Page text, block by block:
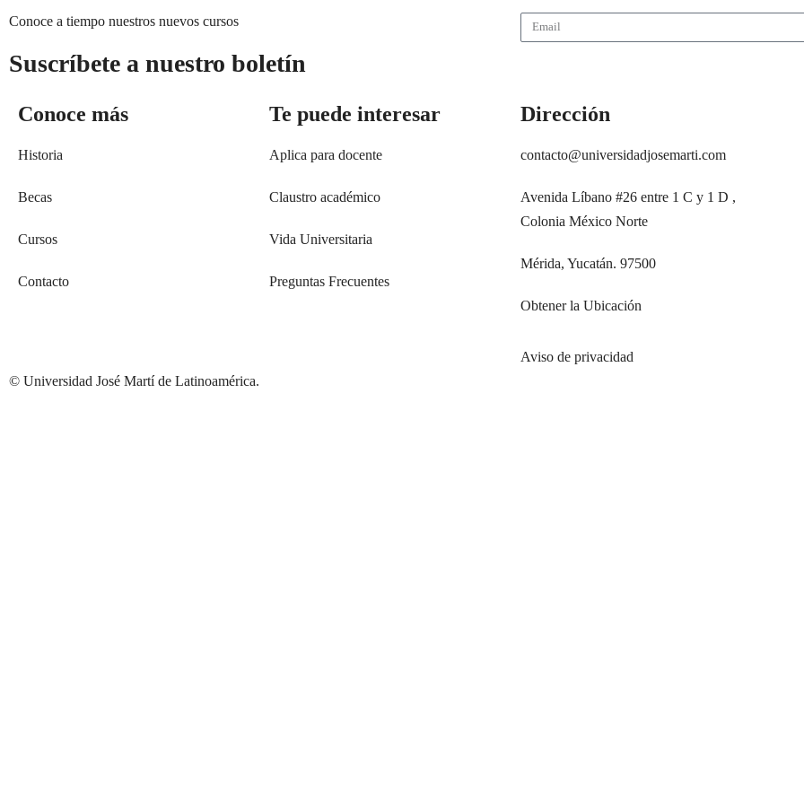
Conoce a tiempo nuestros nuevos cursos
Suscríbete a nuestro boletín
Conoce más
Historia
Becas
Cursos
Contacto
Te puede interesar
Aplica para docente
Claustro académico
Vida Universitaria
Preguntas Frecuentes
Dirección
contacto@universidadjosemarti.com
Avenida Líbano #26 entre 1 C y 1 D ,
Colonia México Norte
Mérida, Yucatán. 97500
Obtener la Ubicación
© Universidad José Martí de Latinoamérica.
Aviso de privacidad